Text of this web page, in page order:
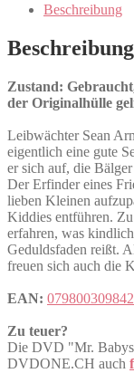
Beschreibung
Beschreibung
Zustand:
der Originalhülle
Leibwächter Sean
eigentlich eine gute
er sich auf, die
Der Erfinder eines
lieben Kleinen
Kiddies entführen.
erfahren, was
Geduldsfaden reißt.
freuen sich auch die
EAN:
Zu teuer?
Die DVD "Mr.
DVDONE.CH auch